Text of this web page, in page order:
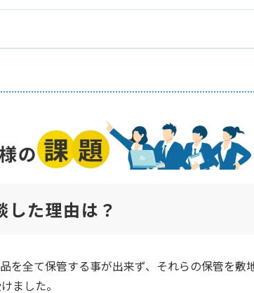
した理由は？
を全て保管する事が出来ず、それらの保管を敷
ました。